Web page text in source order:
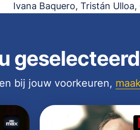
Ivana Baquero, Tristán
bij jouw voorkeuren,